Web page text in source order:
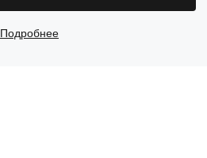
Подробнее